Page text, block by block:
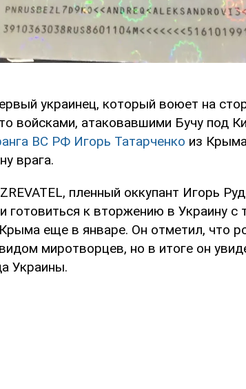
украинец, который воюет на
войсками, атаковавшими Бучу под
ВС РФ Игорь Татарченко из
врага.
пленный оккупант Игорь
готовиться к вторжению в Украину с
еще в январе. Он отметил, что
миротворцев, но в итоге он
Украины.